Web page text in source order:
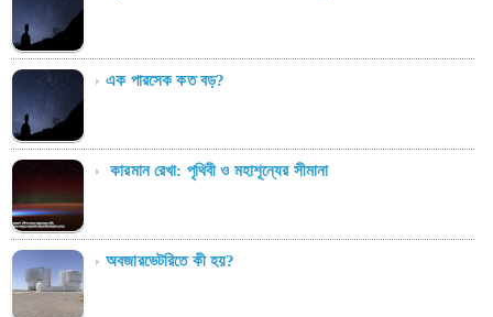
এক পারসেক কত বড়?
কারমান রেখা: পৃথিবী ও মহাশূন্যের সীমানা
অবজারভেটরিতে কী হয়?